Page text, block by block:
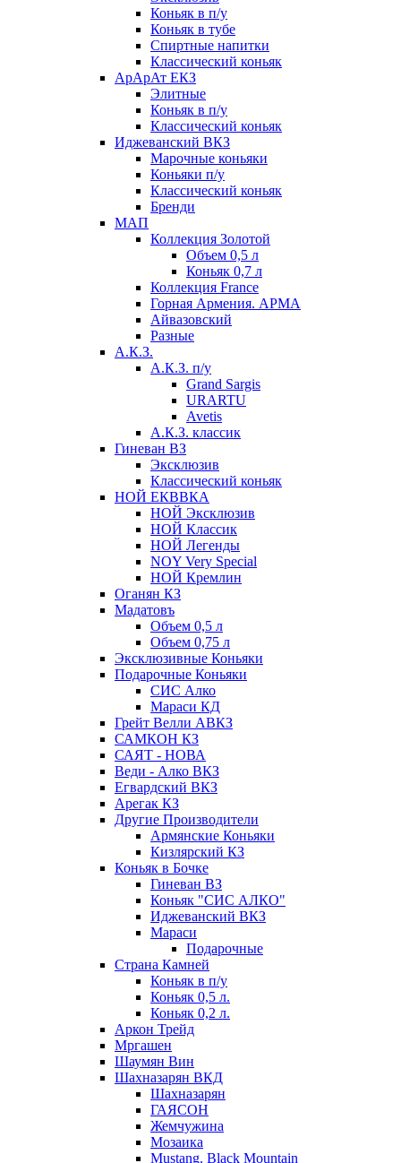
Коньяк в п/у
Коньяк в тубе
Спиртные напитки
Классический коньяк
АрАрАт ЕКЗ
Элитные
Коньяк в п/у
Классический коньяк
Иджеванский ВКЗ
Марочные коньяки
Коньяки п/у
Классический коньяк
Бренди
МАП
Коллекция Золотой
Объем 0,5 л
Коньяк 0,7 л
Коллекция France
Горная Армения. АРМА
Айвазовский
Разные
А.К.З.
А.К.З. п/у
Grand Sargis
URARTU
Avetis
А.К.З. классик
Гиневан ВЗ
Эксклюзив
Классический коньяк
НОЙ ЕКВВКА
НОЙ Эксклюзив
НОЙ Классик
НОЙ Легенды
NOY Very Speсial
НОЙ Кремлин
Оганян КЗ
Мадатовъ
Объем 0,5 л
Объем 0,75 л
Эксклюзивные Коньяки
Подарочные Коньяки
СИС Алко
Мараси КД
Грейт Велли АВКЗ
САМКОН КЗ
САЯТ - НОВА
Веди - Алко ВКЗ
Егвардский ВКЗ
Арегак КЗ
Другие Производители
Армянские Коньяки
Кизлярский КЗ
Коньяк в Бочке
Гиневан ВЗ
Коньяк "СИС АЛКО"
Иджеванский ВКЗ
Мараси
Подарочные
Страна Камней
Коньяк в п/у
Коньяк 0,5 л.
Коньяк 0,2 л.
Аркон Трейд
Мргашен
Шаумян Вин
Шахназарян ВКД
Шахназарян
ГАЯСОН
Жемчужина
Мозаика
Mustang. Black Mountain